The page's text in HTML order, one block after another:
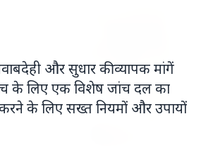
की,
25
और सुधार की व्यापक मांगें
के लिए एक विशेष जांच दल का
के लिए सख्त नियमों और उपायों